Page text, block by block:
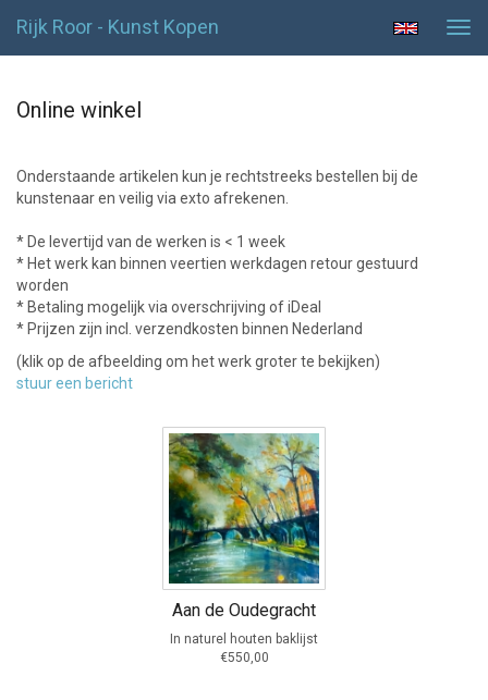
Rijk Roor - Kunst Kopen
Online winkel
Onderstaande artikelen kun je rechtstreeks bestellen bij de
kunstenaar en veilig via exto afrekenen.
* De levertijd van de werken is < 1 week
* Het werk kan binnen veertien werkdagen retour gestuurd
worden
* Betaling mogelijk via overschrijving of iDeal
* Prijzen zijn incl. verzendkosten binnen Nederland
(klik op de afbeelding om het werk groter te bekijken)
stuur een bericht
Aan de Oudegracht
In naturel houten baklijst
€550,00